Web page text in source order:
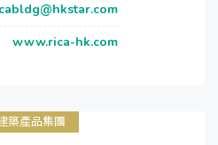
www.rica-hk.com
築產品集團